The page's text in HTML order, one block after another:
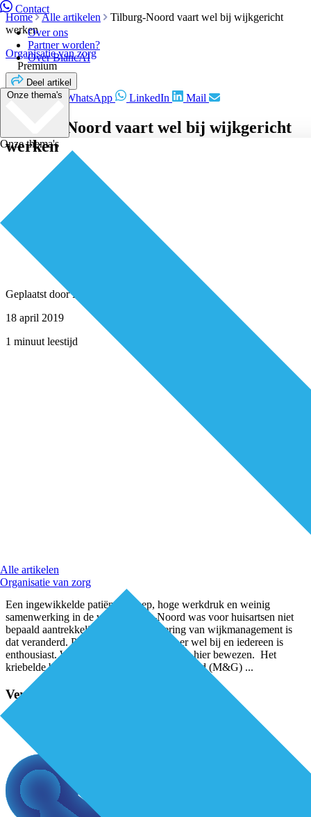
Contact
Over ons
Partner worden?
Over BiancAI
Onze thema's
Onze thema's
Alle artikelen
Organisatie van zorg
Home Alle artikelen
Tilburg-Noord vaart wel bij wijkgericht
werken
Organisatie van zorg
Premium
Deel artikel
Facebook WhatsApp LinkedIn Mail
Tilburg-Noord vaart wel bij wijkgericht
werken
Geplaatst doorRedactie
18 april 2019
1 minuut leestijd
Een ingewikkelde patiëntengroep, hoge werkdruk en weinig
samenwerking in de wijk. Tilburg-Noord was voor huisartsen niet
bepaald aantrekkelijk. Sinds de invoering van wijkmanagement is
dat veranderd. Patiënt en huisarts varen er wel bij en iedereen is
enthousiast. Wijkgericht werken heeft zich hier bewezen. Het
kriebelde bij arts Maatschappij & Gezondheid (M&G) ...
Verder lezen?